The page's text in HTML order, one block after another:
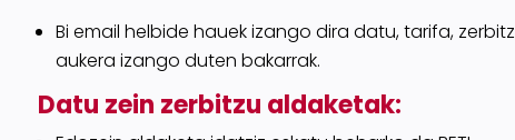
Bi email helbide hauek izango dira datu, tarifa,
aukera izango duten bakarrak.
Datu zein zerbitzu aldaketak: